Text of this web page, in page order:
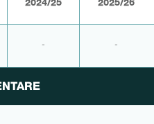
2024/25 2025/26
- -